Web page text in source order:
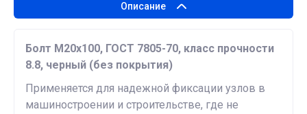
Описание
Болт М20х100, ГОСТ 7805-70, класс прочности
8.8, черный (без покрытия)
Применяется для надежной фиксации узлов в
машиностроении и строительстве, где не